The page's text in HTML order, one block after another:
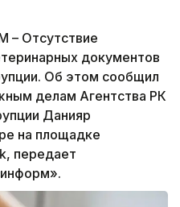
Отсутствие
документов
Об этом сообщил
делам Агентства РК
Данияр
на площадке
передает